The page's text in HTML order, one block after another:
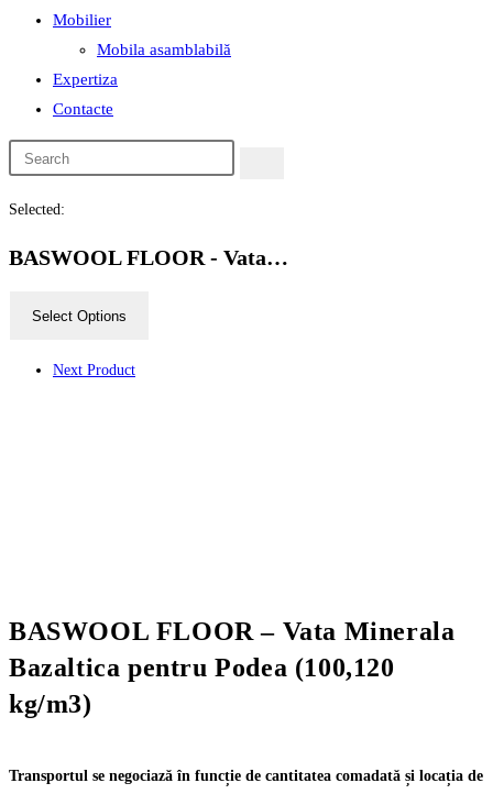
Mobilier
Mobila asamblabilă
Expertiza
Contacte
Selected:
BASWOOL FLOOR - Vata…
Select Options
Next Product
BASWOOL FLOOR – Vata Minerala
Bazaltica pentru Podea (100,120
kg/m3)
Transportul se negociază în funcție de cantitatea comadată și locația de